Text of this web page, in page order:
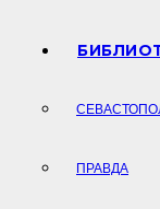
ПРАВДА